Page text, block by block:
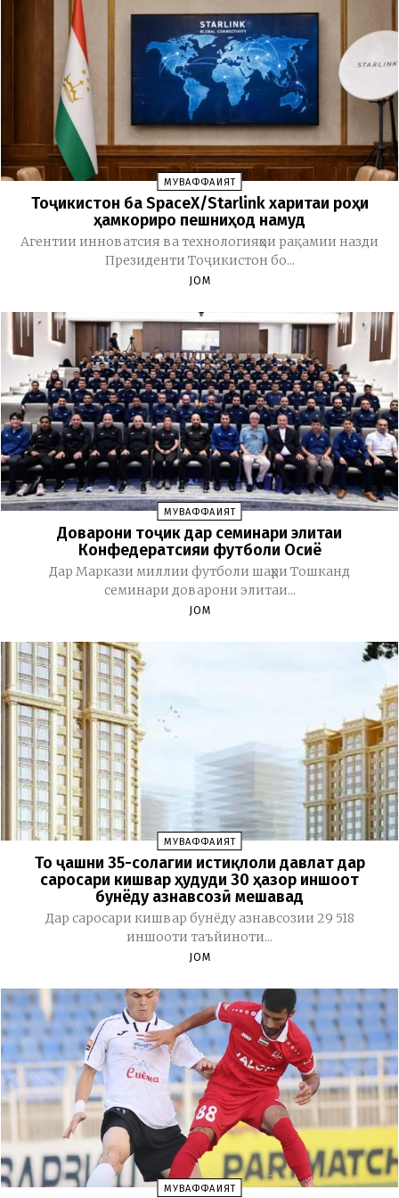
МУВАФФАҚИЯТ
Тоҷикистон ба SpaceX/Starlink харитаи роҳи
ҳамкориро пешниҳод намуд
Агентии инноватсия ва технологияҳои рақамии назди
Президенти Тоҷикистон бо...
JOM
МУВАФФАҚИЯТ
Доварони тоҷик дар семинари элитаи
Конфедератсияи футболи Осиё
Дар Маркази миллии футболи шаҳри Тошканд
семинари доварони элитаи...
JOM
МУВАФФАҚИЯТ
То ҷашни 35-солагии истиқлоли давлат дар
саросари кишвар ҳудуди 30 ҳазор иншоот
бунёду азнавсозӣ мешавад
Дар саросари кишвар бунёду азнавсозии 29 518
иншооти таъйиноти...
JOM
МУВАФФАҚИЯТ